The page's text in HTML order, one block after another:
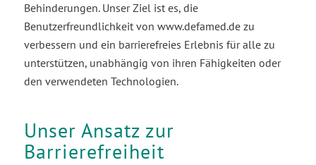
Behinderungen. Unser Ziel ist es, die
Benutzerfreundlichkeit von www.defamed.de zu
verbessern und ein barrierefreies Erlebnis für alle zu
unterstützen, unabhängig von ihren Fähigkeiten oder
den verwendeten Technologien.
Unser Ansatz zur
Barrierefreiheit